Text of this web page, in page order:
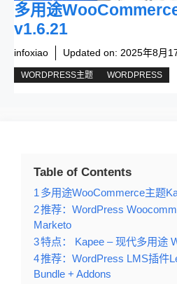
多用途
v1.6.21
infoxiao Updated on: 2025年8月
WORDPRESS主题 WORDPRESS
Table of Contents
1多用途WooCommerce主题
2推荐：WordPress
Marketo
3特点： Kapee – 现代多用途
4推荐：WordPress LMS插件
Bundle + Addons